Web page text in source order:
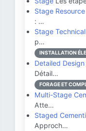
Stage
: …
Stage
p…
INSTALLATION
Detailed
Détail…
FORAGE ET
Multi-Stage
Atte…
Staged
Approch…